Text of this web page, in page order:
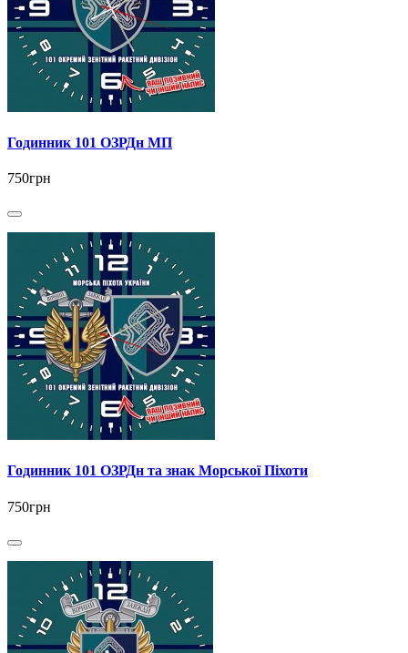
Годинник 101 ОЗРДн МП
750грн
Годинник 101 ОЗРДн та знак Морської Піхоти
750грн